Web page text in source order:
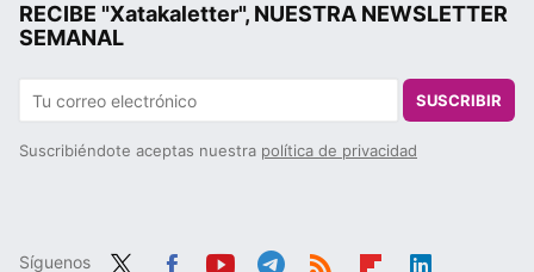
RECIBE "Xatakaletter", NUESTRA NEWSLETTER
SEMANAL
SUSCRIBIR
Suscribiéndote aceptas nuestra política de privacidad
Síguenos